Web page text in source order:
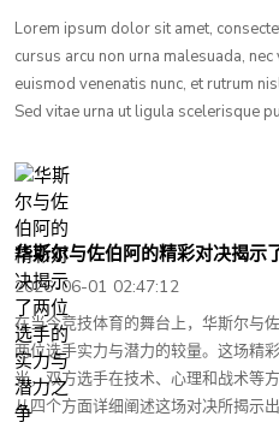
Lorem ipsum dolor sit amet,
cursus arcu non urna malesuada,
euismod venenatis nunc, et rutrum
Sed vitae urna ut ligula scelerisque
华斯尔与佐伯阿的精彩对决揭示
2026-06-01 02:47:12
在当今竞技体育的舞台上，华斯尔与
两位选手实力与潜力的较量。这场精
光，双方选手在技术、心理和战术等
从四个方面详细阐述这场对决所揭示